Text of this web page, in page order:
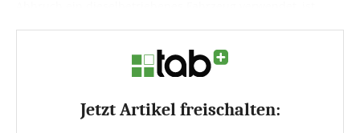
Jetzt Artikel freischalten: